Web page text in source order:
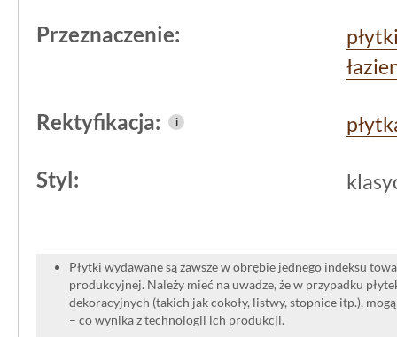
Przeznaczenie:
Rektyfikacja: i
Styl:
Płytki wydawane są zawsze w obrębie jednego indeksu
produkcyjnej. Należy mieć na uwadze, że w przypadku
dekoracyjnych (takich jak cokoły, listwy, stopnice itp.),
– co wynika z technologii ich produkcji.